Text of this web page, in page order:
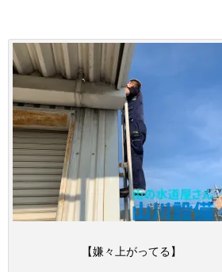
【嫌々上がってる】